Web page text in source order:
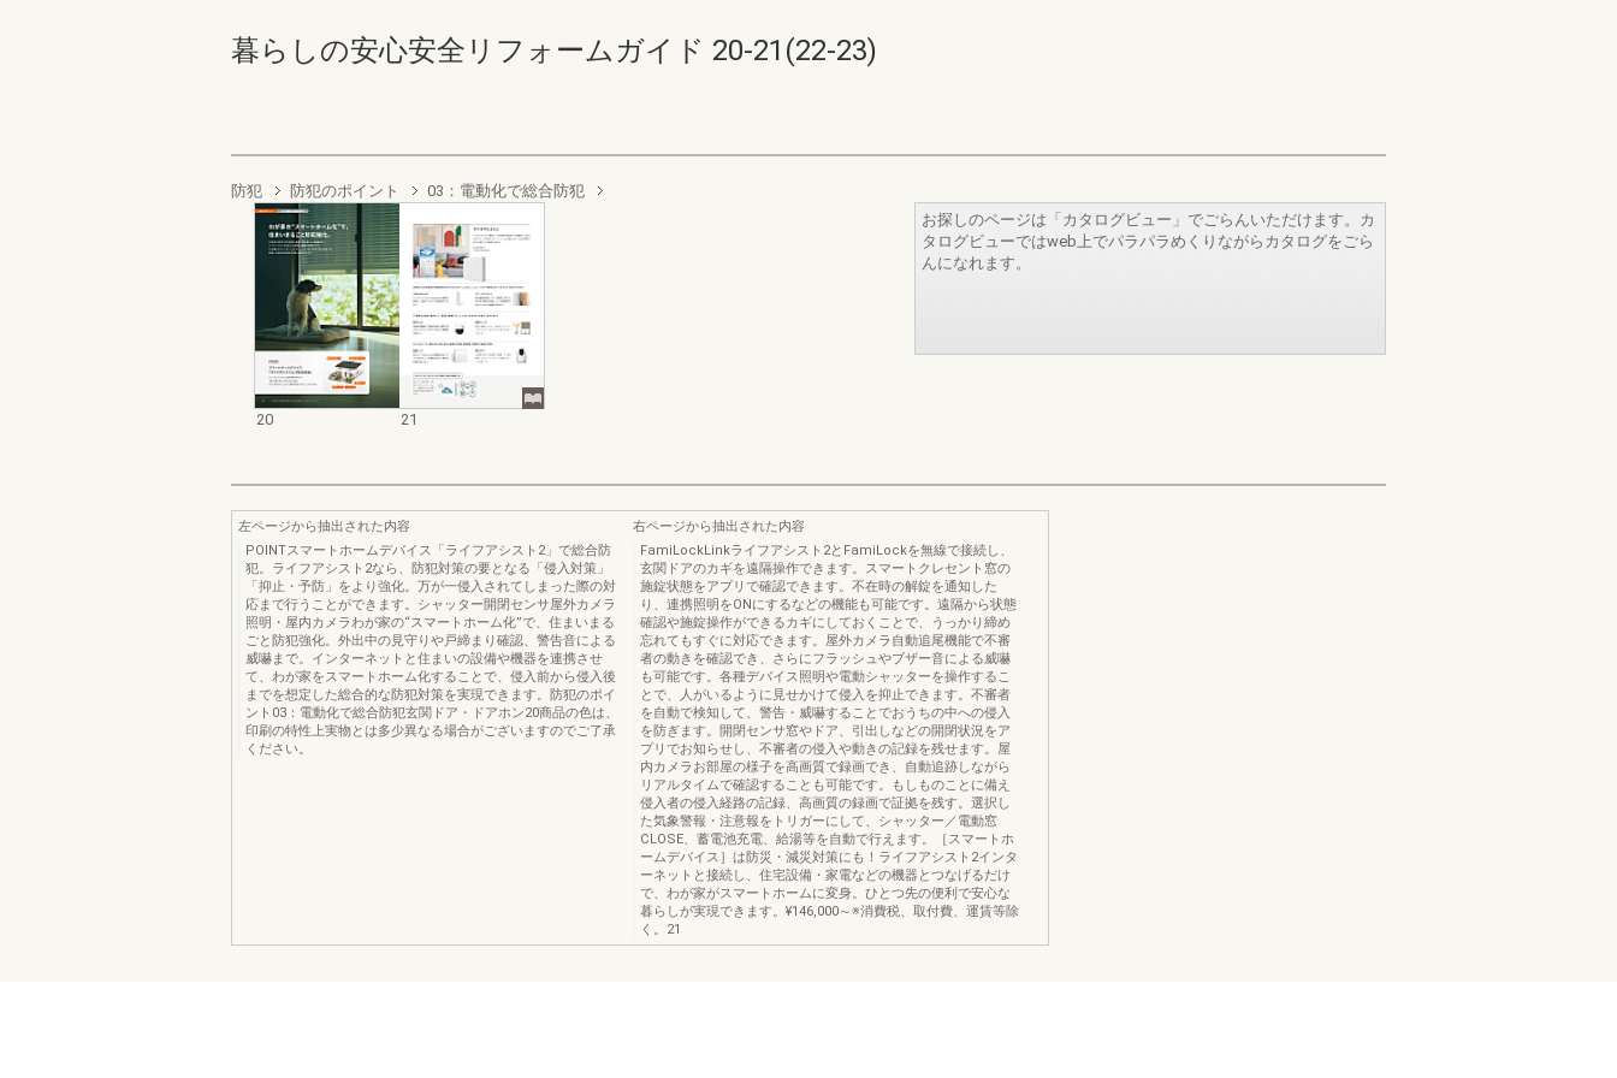
暮らしの安心安全リフォームガイド 20-21(22-23)
防犯 防犯のポイント 03：電動化で総合防犯
20 21
お探しのページは「カタログビュー」でごらんいただけます。カ
タログビューではweb上でパラパラめくりながらカタログをごら
んになれます。
左ページから抽出された内容
POINTスマートホームデバイス「ライフアシスト2」で総合防
犯。ライフアシスト2なら、防犯対策の要となる「侵入対策」
「抑止・予防」をより強化。万が一侵入されてしまった際の対
応まで行うことができます。シャッター開閉センサ屋外カメラ
照明・屋内カメラわが家の“スマートホーム化”で、住まいまる
ごと防犯強化。外出中の見守りや戸締まり確認、警告音による
威嚇まで。インターネットと住まいの設備や機器を連携させ
て、わが家をスマートホーム化することで、侵入前から侵入後
までを想定した総合的な防犯対策を実現できます。防犯のポイ
ント03：電動化で総合防犯玄関ドア・ドアホン20商品の色は、
印刷の特性上実物とは多少異なる場合がございますのでご了承
ください。
右ページから抽出された内容
FamiLockLinkライフアシスト2とFamiLockを無線で接続し、
玄関ドアのカギを遠隔操作できます。スマートクレセント窓の
施錠状態をアプリで確認できます。不在時の解錠を通知した
り、連携照明をONにするなどの機能も可能です。遠隔から状態
確認や施錠操作ができるカギにしておくことで、うっかり締め
忘れてもすぐに対応できます。屋外カメラ自動追尾機能で不審
者の動きを確認でき、さらにフラッシュやブザー音による威嚇
も可能です。各種デバイス照明や電動シャッターを操作するこ
とで、人がいるように見せかけて侵入を抑止できます。不審者
を自動で検知して、警告・威嚇することでおうちの中への侵入
を防ぎます。開閉センサ窓やドア、引出しなどの開閉状況をア
プリでお知らせし、不審者の侵入や動きの記録を残せます。屋
内カメラお部屋の様子を高画質で録画でき、自動追跡しながら
リアルタイムで確認することも可能です。もしものことに備え
侵入者の侵入経路の記録、高画質の録画で証拠を残す。選択し
た気象警報・注意報をトリガーにして、シャッター／電動窓
CLOSE、蓄電池充電、給湯等を自動で行えます。［スマートホ
ームデバイス］は防災・減災対策にも！ライフアシスト2インタ
ーネットと接続し、住宅設備・家電などの機器とつなげるだけ
で、わが家がスマートホームに変身。ひとつ先の便利で安心な
暮らしが実現できます。¥146,000～※消費税、取付費、運賃等除
く。21